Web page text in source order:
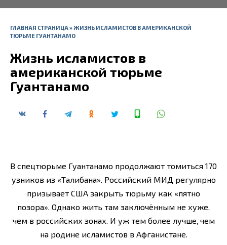
ГЛАВНАЯ СТРАНИЦА» ЖИЗНЬ ИСЛАМИСТОВ В АМЕРИКАНСКОЙ
ТЮРЬМЕ ГУАНТАНАМО
Жизнь исламистов в
американской тюрьме
Гуантанамо
В спецтюрьме Гуантанамо продолжают томиться 170
узников из «Талибана». Российский МИД регулярно
призывает США закрыть тюрьму как «пятно
позора». Однако жить там заключённым не хуже,
чем в российских зонах. И уж тем более лучше, чем
на родине исламистов в Афганистане.